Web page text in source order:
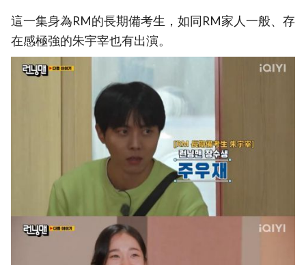
這一集身為RM的長期備考生，如同RM家人一般、存
在感極強的朱宇宰也有出演。